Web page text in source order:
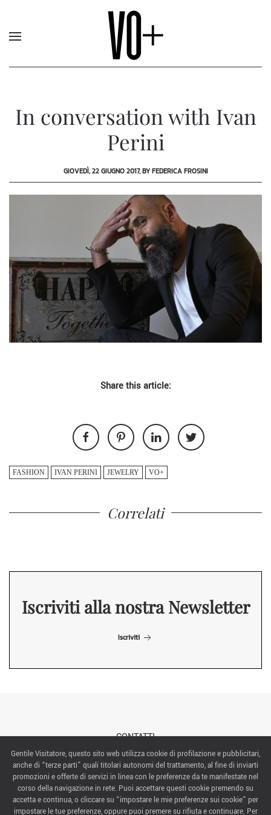
In conversation with Ivan
Perini
GIOVEDÌ, 22 GIUGNO 2017, BY FEDERICA FROSINI
Share this article:
FASHION IVAN PERINI JEWELRY VO+
Correlati
Iscriviti alla nostra Newsletter
Iscriviti
CONTATTI
ABOUT US
ITALIAN EXHIBITION GROUP SpA All rights reserved
Via Emilia 155, 47921 Rimini,
Gentile Visitatore, questo sito web utilizza cookie di profilazione e pubblicitari,
anche di “terze parti” quali titolari autonomi del trattamento, al fine di inviarti
promozioni e offerte di servizi in linea con le preferenze da te manifestate nel
corso della navigazione in rete. Puoi accettare questi cookie premendo su
accetta e continua, o cliccare su “impostare le mie preferenze sui cookie” per
impostare le tue preferenze, oppure puoi premere su rifiuta e continuare. Per